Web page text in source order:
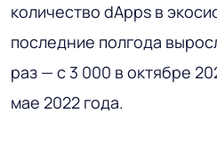
количество dApps в
последние полгода
раз — с 3 000 в октябре
мае 2022 года.